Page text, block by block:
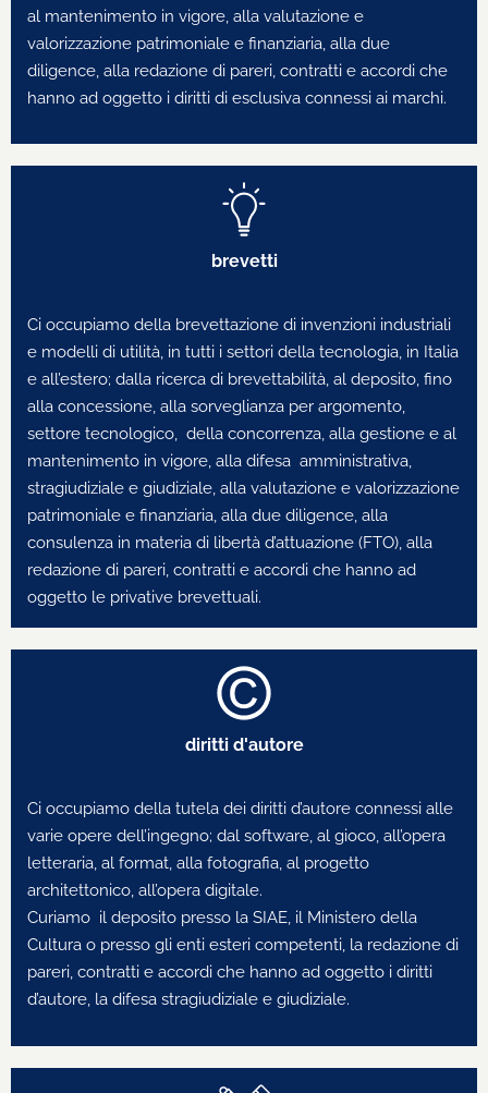
al mantenimento in vigore, alla valutazione e
valorizzazione patrimoniale e finanziaria, alla due
diligence, alla redazione di pareri, contratti e accordi che
hanno ad oggetto i diritti di esclusiva connessi ai marchi.
brevetti
Ci occupiamo della brevettazione di invenzioni industriali
e modelli di utilità, in tutti i settori della tecnologia, in Italia
e all’estero; dalla ricerca di brevettabilità, al deposito, fino
alla concessione, alla sorveglianza per argomento,
settore tecnologico, della concorrenza, alla gestione e al
mantenimento in vigore, alla difesa amministrativa,
stragiudiziale e giudiziale, alla valutazione e valorizzazione
patrimoniale e finanziaria, alla due diligence, alla
consulenza in materia di libertà d’attuazione (FTO), alla
redazione di pareri, contratti e accordi che hanno ad
oggetto le privative brevettuali.
diritti d'autore
Ci occupiamo della tutela dei diritti d’autore connessi alle
varie opere dell’ingegno; dal software, al gioco, all’opera
letteraria, al format, alla fotografia, al progetto
architettonico, all’opera digitale.
Curiamo il deposito presso la SIAE, il Ministero della
Cultura o presso gli enti esteri competenti, la redazione di
pareri, contratti e accordi che hanno ad oggetto i diritti
d’autore, la difesa stragiudiziale e giudiziale.